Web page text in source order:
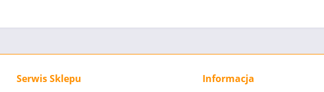
Serwis Sklepu Informacja